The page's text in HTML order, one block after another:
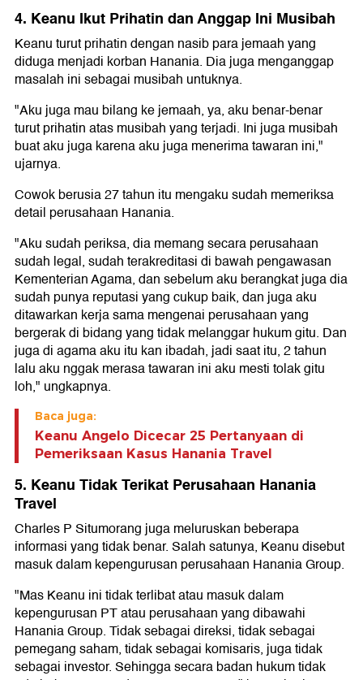
4. Keanu Ikut Prihatin dan Anggap Ini Musibah
Keanu turut prihatin dengan nasib para jemaah yang
diduga menjadi korban Hanania. Dia juga menganggap
masalah ini sebagai musibah untuknya.
"Aku juga mau bilang ke jemaah, ya, aku benar-benar
turut prihatin atas musibah yang terjadi. Ini juga musibah
buat aku juga karena aku juga menerima tawaran ini,"
ujarnya.
Cowok berusia 27 tahun itu mengaku sudah memeriksa
detail perusahaan Hanania.
"Aku sudah periksa, dia memang secara perusahaan
sudah legal, sudah terakreditasi di bawah pengawasan
Kementerian Agama, dan sebelum aku berangkat juga dia
sudah punya reputasi yang cukup baik, dan juga aku
ditawarkan kerja sama mengenai perusahaan yang
bergerak di bidang yang tidak melanggar hukum gitu. Dan
juga di agama aku itu kan ibadah, jadi saat itu, 2 tahun
lalu aku nggak merasa tawaran ini aku mesti tolak gitu
loh," ungkapnya.
Baca juga:
Keanu Angelo Dicecar 25 Pertanyaan di
Pemeriksaan Kasus Hanania Travel
5. Keanu Tidak Terikat Perusahaan Hanania
Travel
Charles P Situmorang juga meluruskan beberapa
informasi yang tidak benar. Salah satunya, Keanu disebut
masuk dalam kepengurusan perusahaan Hanania Group.
"Mas Keanu ini tidak terlibat atau masuk dalam
kepengurusan PT atau perusahaan yang dibawahi
Hanania Group. Tidak sebagai direksi, tidak sebagai
pemegang saham, tidak sebagai komisaris, juga tidak
sebagai investor. Sehingga secara badan hukum tidak